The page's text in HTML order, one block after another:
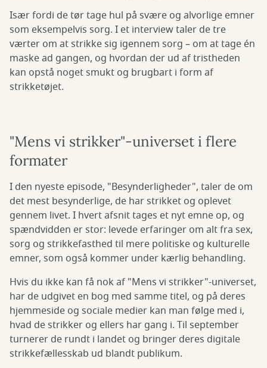
Især fordi de tør tage hul på svære og alvorlige emner
som eksempelvis sorg. I et interview taler de tre
værter om at strikke sig igennem sorg – om at tage én
maske ad gangen, og hvordan der ud af tristheden
kan opstå noget smukt og brugbart i form af
strikketøjet.
"Mens vi strikker"-universet i flere
formater
I den nyeste episode, "Besynderligheder", taler de om
det mest besynderlige, de har strikket og oplevet
gennem livet. I hvert afsnit tages et nyt emne op, og
spændvidden er stor: levede erfaringer om alt fra sex,
sorg og strikkefasthed til mere politiske og kulturelle
emner, som også kommer under kærlig behandling.
Hvis du ikke kan få nok af "Mens vi strikker"-universet,
har de udgivet en bog med samme titel, og på deres
hjemmeside og sociale medier kan man følge med i,
hvad de strikker og ellers har gang i. Til september
turnerer de rundt i landet og bringer deres digitale
strikkefællesskab ud blandt publikum.